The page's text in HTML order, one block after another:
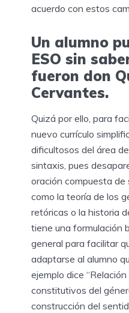
acuerdo con estos
Un alumno
ESO sin
fueron don
Cervantes.
Quizá por ello, para
nuevo currículo
dificultosos del área
sintaxis, pues
oración compuesta de
como la teoría de los
retóricas o la historia
tiene una formulación
general para facilitar
adaptarse al alumno
ejemplo dice
constitutivos del
construcción del